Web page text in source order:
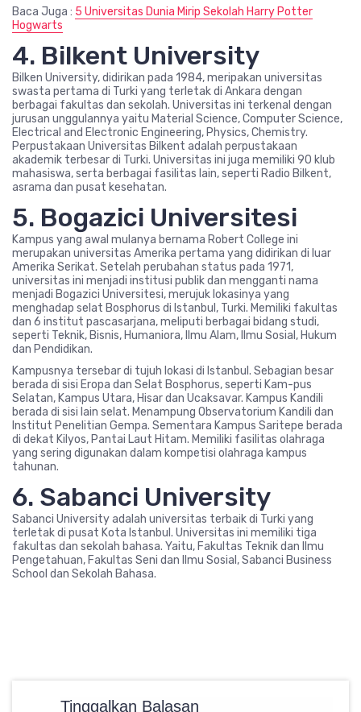
Baca Juga : 5 Universitas Dunia Mirip Sekolah Harry Potter
Hogwarts
4. Bilkent University
Bilken University, didirikan pada 1984, meripakan universitas
swasta pertama di Turki yang terletak di Ankara dengan
berbagai fakultas dan sekolah. Universitas ini terkenal dengan
jurusan unggulannya yaitu Material Science, Computer Science,
Electrical and Electronic Engineering, Physics, Chemistry.
Perpustakaan Universitas Bilkent adalah perpustakaan
akademik terbesar di Turki. Universitas ini juga memiliki 90 klub
mahasiswa, serta berbagai fasilitas lain, seperti Radio Bilkent,
asrama dan pusat kesehatan.
5. Bogazici Universitesi
Kampus yang awal mulanya bernama Robert College ini
merupakan universitas Amerika pertama yang didirikan di luar
Amerika Serikat. Setelah perubahan status pada 1971,
universitas ini menjadi institusi publik dan mengganti nama
menjadi Bogazici Universitesi, merujuk lokasinya yang
menghadap selat Bosphorus di Istanbul, Turki. Memiliki fakultas
dan 6 institut pascasarjana, meliputi berbagai bidang studi,
seperti Teknik, Bisnis, Humaniora, Ilmu Alam, Ilmu Sosial, Hukum
dan Pendidikan.
Kampusnya tersebar di tujuh lokasi di Istanbul. Sebagian besar
berada di sisi Eropa dan Selat Bosphorus, seperti Kam-pus
Selatan, Kampus Utara, Hisar dan Ucaksavar. Kampus Kandili
berada di sisi lain selat. Menampung Observatorium Kandili dan
Institut Penelitian Gempa. Sementara Kampus Saritepe berada
di dekat Kilyos, Pantai Laut Hitam. Memiliki fasilitas olahraga
yang sering digunakan dalam kompetisi olahraga kampus
tahunan.
6. Sabanci University
Sabanci University adalah universitas terbaik di Turki yang
terletak di pusat Kota Istanbul. Universitas ini memiliki tiga
fakultas dan sekolah bahasa. Yaitu, Fakultas Teknik dan Ilmu
Pengetahuan, Fakultas Seni dan Ilmu Sosial, Sabanci Business
School dan Sekolah Bahasa.
Tinggalkan Balasan